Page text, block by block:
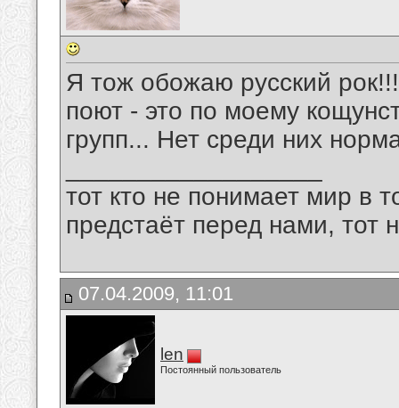
Я тож обожаю русский
поют - это по моему
групп... Нет среди них
тот кто не понимает мир в
предстаёт перед нами, тот
07.04.2009, 11:01
len
Постоянный пользователь